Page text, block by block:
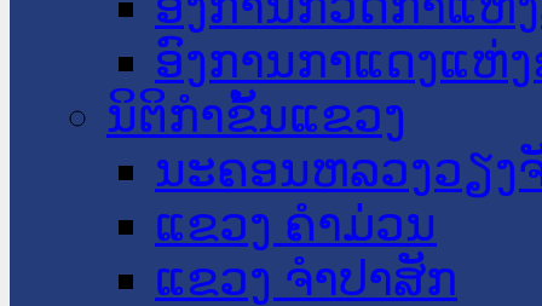
ອົງການກາແດງແຫ່
ນິຕິກໍາຂັ້ນແຂວງ
ນະ​ຄອນ​ຫລວງວຽງ
ແຂວງ ຄໍາມ່ວນ
ແຂວງ ຈໍາປາສັກ